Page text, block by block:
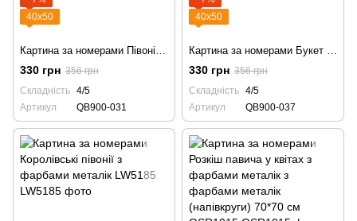
40х50
330 грн 356 грн
Складність 4/5
Артикул
QB900-031
40х50
330 грн 356 грн
Складність 4/5
Артикул
QB900-037